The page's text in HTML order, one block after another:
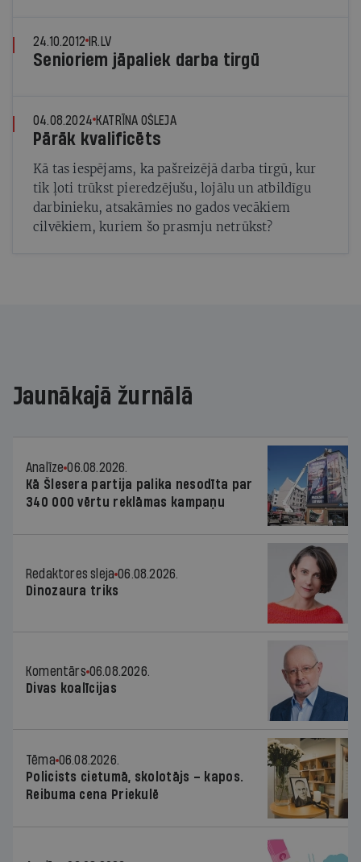
24.10.2012 IR.LV
Senioriem jāpaliek darba tirgū
04.08.2024 KATRĪNA OŠLEJA
Pārāk kvalificēts
Kā tas iespējams, ka pašreizējā darba tirgū, kur
tik ļoti trūkst pieredzējušu, lojālu un atbildīgu
darbinieku, atsakāmies no gados vecākiem
cilvēkiem, kuriem šo prasmju netrūkst?
Jaunākajā žurnālā
Analīze 06.08.2026.
Kā Šlesera partija palika nesodīta par
340 000 vērtu reklāmas kampaņu
Redaktores sleja 06.08.2026.
Dinozaura triks
Komentārs 06.08.2026.
Divas koalīcijas
Tēma 06.08.2026.
Policists cietumā, skolotājs – kapos.
Reibuma cena Priekulē